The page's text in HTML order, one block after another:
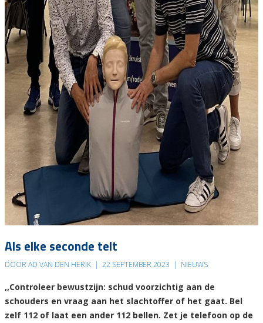
Als elke seconde telt
DOOR AD VAN DEN HERIK | 22 SEPTEMBER 2023 | NIEUWS
,,Controleer bewustzijn: schud voorzichtig aan de
schouders en vraag aan het slachtoffer of het gaat. Bel
zelf 112 of laat een ander 112 bellen. Zet je telefoon op de